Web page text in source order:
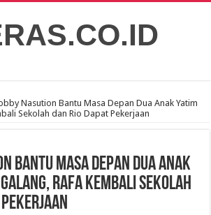
Nasution Bantu Masa Depan Dua Anak Yatim
Sekolah dan Rio Dapat Pekerjaan
Bantu Masa Depan Dua Anak
Rafa Kembali Sekolah
Pekerjaan